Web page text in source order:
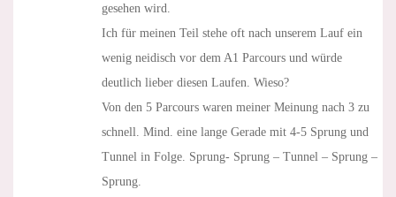
gesehen wird.
Ich für meinen Teil stehe oft nach unserem Lauf ein
wenig neidisch vor dem A1 Parcours und würde
deutlich lieber diesen Laufen. Wieso?
Von den 5 Parcours waren meiner Meinung nach 3 zu
schnell. Mind. eine lange Gerade mit 4-5 Sprung und
Tunnel in Folge. Sprung- Sprung – Tunnel – Sprung –
Sprung.